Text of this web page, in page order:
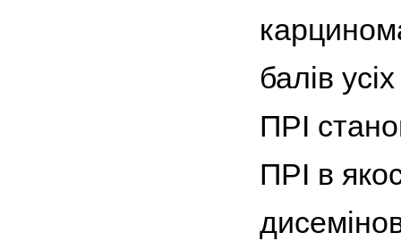
балів
ПРІ
ПРІ в